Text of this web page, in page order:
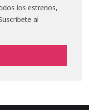
los estrenos,
al